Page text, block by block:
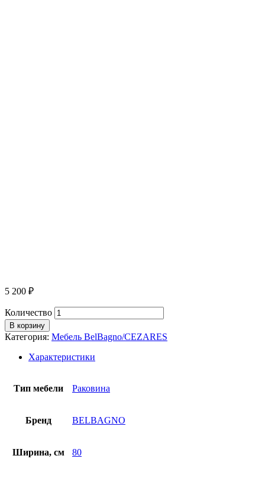
5 200 ₽
Количество
В корзину
Категория: Мебель BelBagno/CEZARES
Характеристики
Тип мебели Раковина
Бренд BELBAGNO
Ширина, см 80